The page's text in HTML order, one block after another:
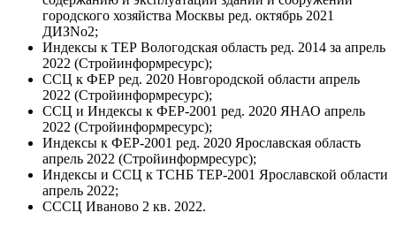
городского хозяйства Москвы ред. октябрь 2021
ДИЗNo2;
Индексы к ТЕР Вологодская область ред. 2014 за апрель
2022 (Стройинформресурс);
ССЦ к ФЕР ред. 2020 Новгородской области апрель
2022 (Стройинформресурс);
ССЦ и Индексы к ФЕР-2001 ред. 2020 ЯНАО апрель
2022 (Стройинформресурс);
Индексы к ФЕР-2001 ред. 2020 Ярославская область
апрель 2022 (Стройинформресурс);
Индексы и ССЦ к ТСНБ ТЕР-2001 Ярославской области
апрель 2022;
СССЦ Иваново 2 кв. 2022.